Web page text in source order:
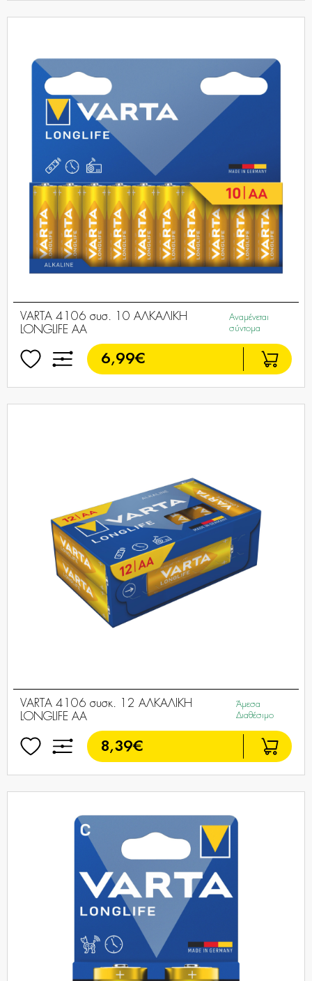
VARTA 4106 συσ. 10 ΑΛΚΑΛΙΚΗ
LONGLIFE AA
Αναμένεται
σύντομα
6,99€
VARTA 4106 συσκ. 12 ΑΛΚΑΛΙΚΗ
LONGLIFE AA
Άμεσα
Διαθέσιμο
8,39€